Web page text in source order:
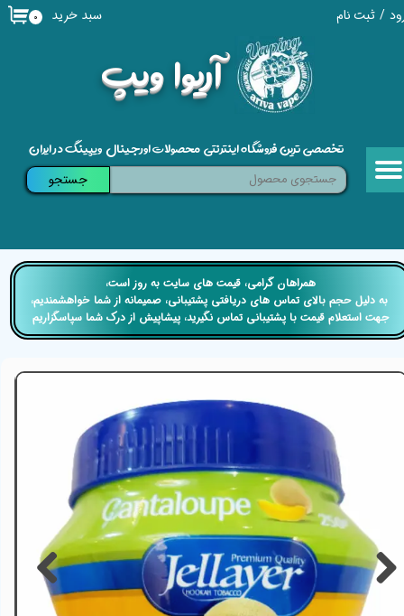
/ ثبت نام
حساب کاربری من
خروج از حساب کاربری
​آریوا ویپ
۰ سبد خرید
تخصصی ترین فروشگاه اینترنتی محصولات اورجینال ویپینگ در ایران
جستجو
​​همراهان گرامی، قیمت های سایت به روز است،
​​​​​​​ به دلیل حجم بالای تماس های دریافتی پشتیبانی، صمیمانه از شما خواهشمندیم،
جهت استعلام قیمت با پشتیبانی تماس نگیرید، پیشاپیش از درک شما سپاسگزاریم